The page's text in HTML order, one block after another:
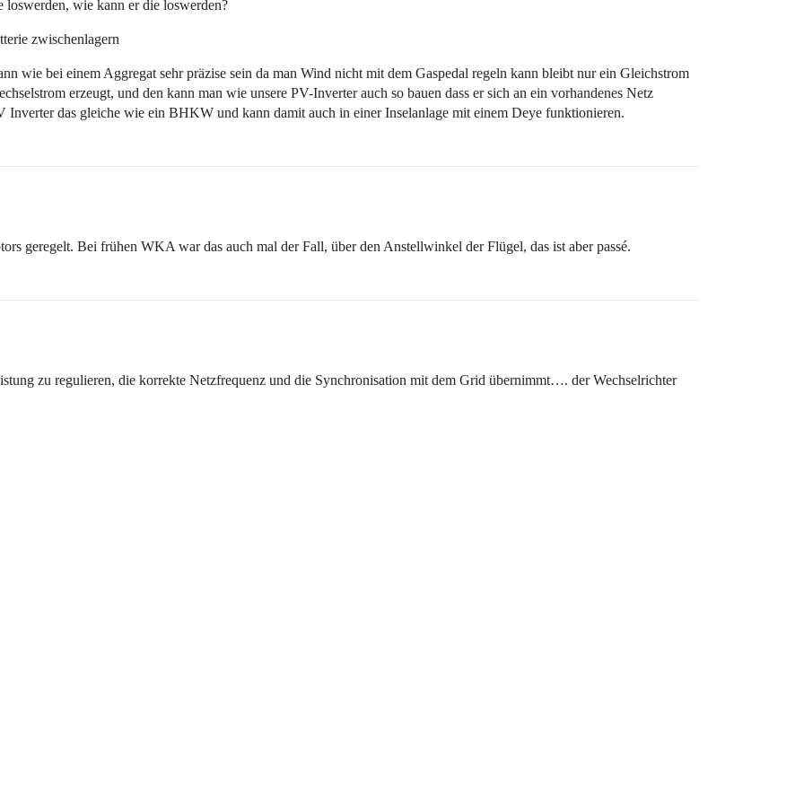
loswerden, wie kann er die loswerden?
zwischenlagern
wie bei einem Aggregat sehr präzise sein da man Wind nicht mit dem Gaspedal regeln kann bleibt nur ein Gleichstrom
erzeugt, und den kann man wie unsere PV-Inverter auch so bauen dass er sich an ein vorhandenes Netz
Inverter das gleiche wie ein BHKW und kann damit auch in einer Inselanlage mit einem Deye funktionieren.
geregelt. Bei frühen WKA war das auch mal der Fall, über den Anstellwinkel der Flügel, das ist aber passé.
zu regulieren, die korrekte Netzfrequenz und die Synchronisation mit dem Grid übernimmt…. der Wechselrichter